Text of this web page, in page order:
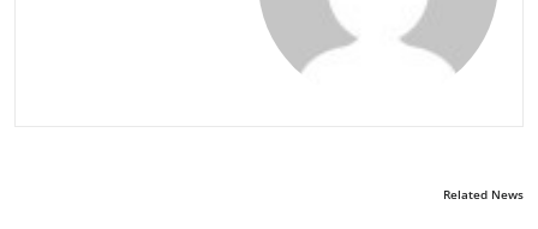
Related News